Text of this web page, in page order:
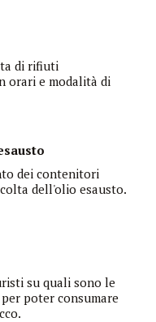
di rifiuti
orari e modalità di
dei contenitori
dell'olio esausto.
su quali sono le
poter consumare